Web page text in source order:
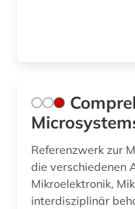
maßsystem (1)
medizin (5)
Referenzwerk zur
die verschiedenen
Mikroelektronik,
interdisziplinär